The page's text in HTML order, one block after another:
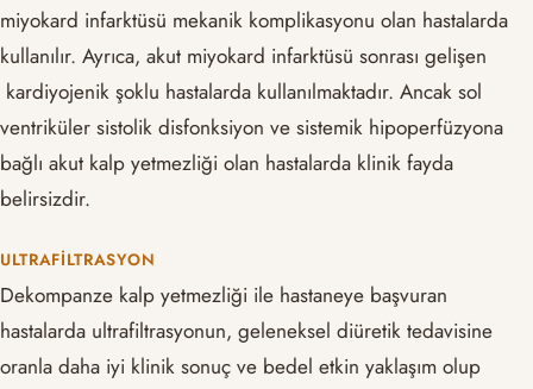
miyokard infarktüsü mekanik komplikasyonu olan hastalarda
kullanılır. Ayrıca, akut miyokard infarktüsü sonrası gelişen
kardiyojenik şoklu hastalarda kullanılmaktadır. Ancak sol
ventriküler sistolik disfonksiyon ve sistemik hipoperfüzyona
bağlı akut kalp yetmezliği olan hastalarda klinik fayda
belirsizdir.
ULTRAFILTRASYON
Dekompanze kalp yetmezliği ile hastaneye başvuran
hastalarda ultrafiltrasyonun, geleneksel diüretik tedavisine
oranla daha iyi klinik sonuç ve bedel etkin yaklaşım olup